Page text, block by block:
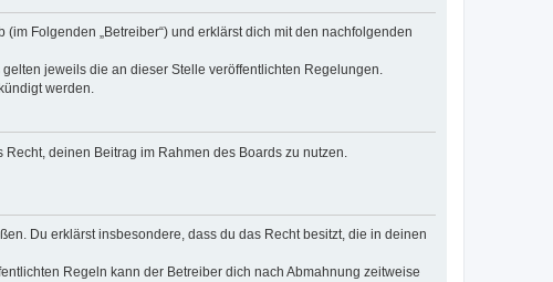
Folgenden „Betreiber“) und erklärst dich mit den nachfolgenden
jeweils die an dieser Stelle veröffentlichten Regelungen.
werden.
deinen Beitrag im Rahmen des Boards zu nutzen.
Du erklärst insbesondere, dass du das Recht besitzt, die in deinen
Regeln kann der Betreiber dich nach Abmahnung zeitweise